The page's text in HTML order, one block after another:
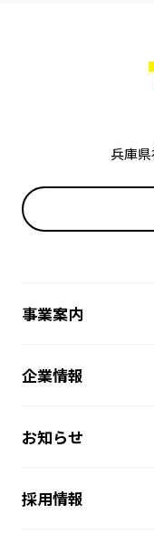
兵庫
事業案内
企業情報
お知らせ
採用情報